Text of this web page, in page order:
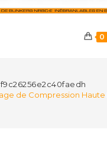
0
de Compression